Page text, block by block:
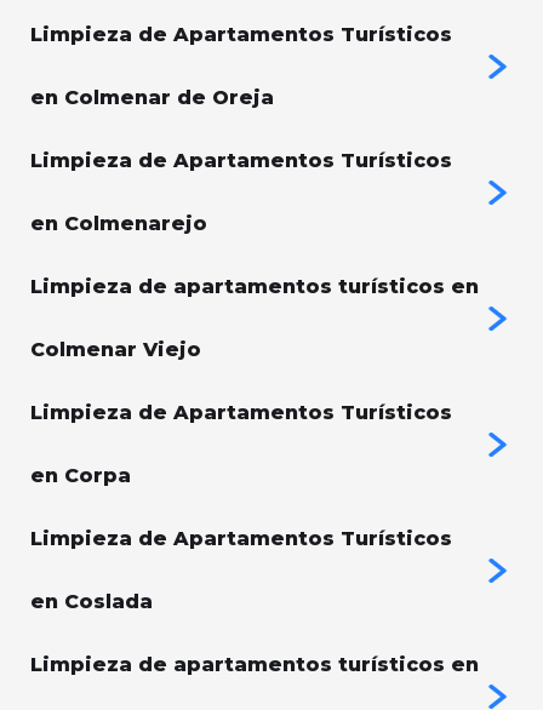
Limpieza de Apartamentos Turísticos
en Colmenar de Oreja
Limpieza de Apartamentos Turísticos
en Colmenarejo
Limpieza de apartamentos turísticos en
Colmenar Viejo
Limpieza de Apartamentos Turísticos
en Corpa
Limpieza de Apartamentos Turísticos
en Coslada
Limpieza de apartamentos turísticos en